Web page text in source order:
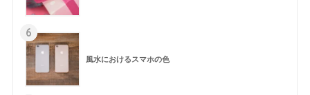
6
風水におけるスマホの色